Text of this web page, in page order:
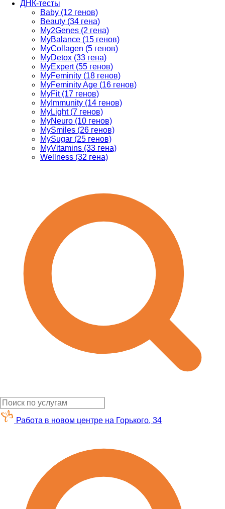
ДНК-тесты
Baby (12 генов)
Beauty (34 гена)
My2Genes (2 гена)
MyBalance (15 генов)
MyCollagen (5 генов)
MyDetox (33 гена)
MyExpert (55 генов)
MyFeminity (18 генов)
MyFeminity Age (16 генов)
MyFit (17 генов)
MyImmunity (14 генов)
MyLight (7 генов)
MyNeuro (10 генов)
MySmiles (26 генов)
MySugar (25 генов)
MyVitamins (33 гена)
Wellness (32 гена)
Работа в новом центре на Горького, 34